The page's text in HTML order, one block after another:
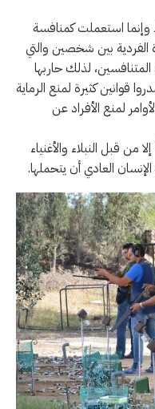
وإنما استعملت كمنافسة
الفردية بين شخصين والتي
لذلك حاربها
قوانين كثيرة لمنع الرماية
لمنع الأفراد عن
من قبل النبلاء والأغنياء
الإنسان العادي أن يتحملها.